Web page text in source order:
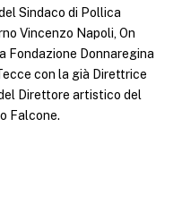
Sindaco di Pollica
Vincenzo Napoli, On
Fondazione Donnaregina
con la già Direttrice
Direttore artistico del
Falcone.